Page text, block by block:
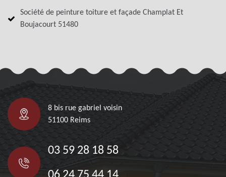
Société de peinture toiture et façade Champlat Et
Boujacourt 51480
8 bis rue gabriel voisin
51100 Reims
03 59 28 18 58